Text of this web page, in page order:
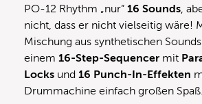
PO-12 Rhythm „nur“ 16 Sounds,
nicht, dass er nicht vielseitig wäre!
Mischung aus synthetischen
einem 16-Step-Sequencer mit
Locks und 16 Punch-In-Effekten
Drummachine einfach großen Spaß.